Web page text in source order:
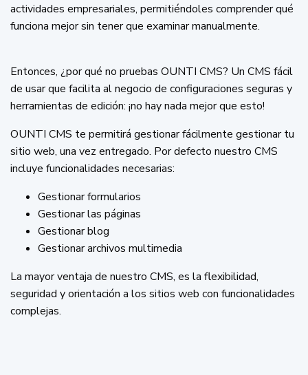
actividades empresariales, permitiéndoles comprender qué
funciona mejor sin tener que examinar manualmente.
Entonces, ¿por qué no pruebas OUNTI CMS? Un CMS fácil
de usar que facilita al negocio de configuraciones seguras y
herramientas de edición: ¡no hay nada mejor que esto!
OUNTI CMS te permitirá gestionar fácilmente gestionar tu
sitio web, una vez entregado. Por defecto nuestro CMS
incluye funcionalidades necesarias:
Gestionar formularios
Gestionar las páginas
Gestionar blog
Gestionar archivos multimedia
La mayor ventaja de nuestro CMS, es la flexibilidad,
seguridad y orientación a los sitios web con funcionalidades
complejas.